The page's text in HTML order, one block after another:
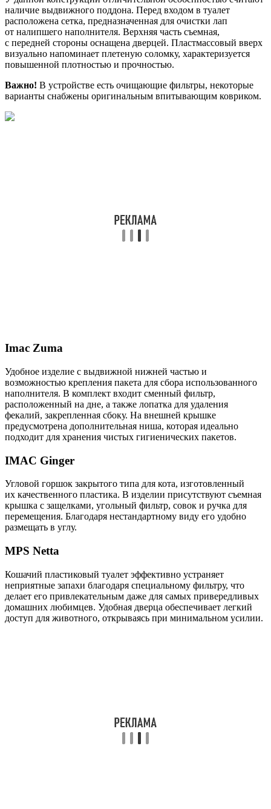
наличие выдвижного поддона. Перед входом в туалет
расположена сетка, предназначенная для очистки лап
от налипшего наполнителя. Верхняя часть съемная,
с передней стороны оснащена дверцей. Пластмассовый вверх
визуально напоминает плетеную соломку, характеризуется
повышенной плотностью и прочностью.
Важно! В устройстве есть очищающие фильтры, некоторые
варианты снабжены оригинальным впитывающим ковриком.
Imac Zuma
Удобное изделие с выдвижной нижней частью и
возможностью крепления пакета для сбора использованного
наполнителя. В комплект входит сменный фильтр,
расположенный на дне, а также лопатка для удаления
фекалий, закрепленная сбоку. На внешней крышке
предусмотрена дополнительная ниша, которая идеально
подходит для хранения чистых гигиенических пакетов.
IMAC Ginger
Угловой горшок закрытого типа для кота, изготовленный
их качественного пластика. В изделии присутствуют съемная
крышка с защелками, угольный фильтр, совок и ручка для
перемещения. Благодаря нестандартному виду его удобно
размещать в углу.
MPS Netta
Кошачий пластиковый туалет эффективно устраняет
неприятные запахи благодаря специальному фильтру, что
делает его привлекательным даже для самых привередливых
домашних любимцев. Удобная дверца обеспечивает легкий
доступ для животного, открываясь при минимальном усилии.